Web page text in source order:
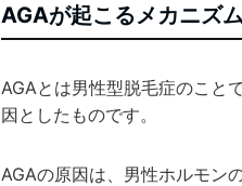
AGAが起こるメカニズ
AGAとは男性型脱毛症のこと
因としたものです。
AGAの原因は、男性ホルモン